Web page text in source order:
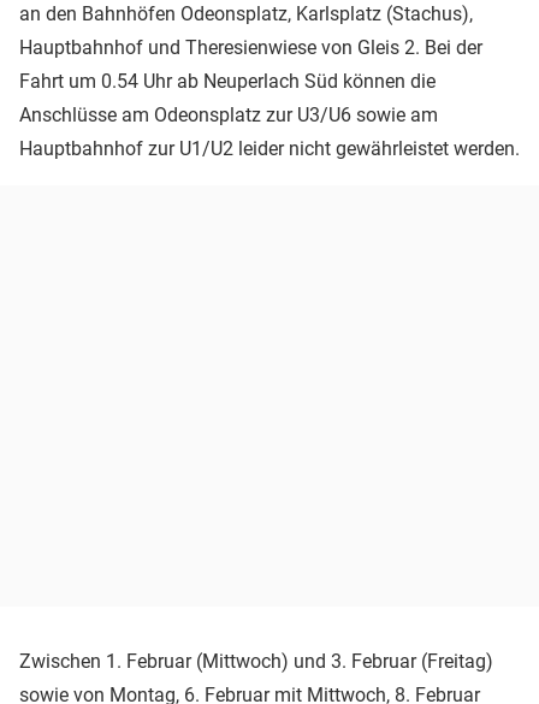
an den Bahnhöfen Odeonsplatz, Karlsplatz (Stachus),
Hauptbahnhof und Theresienwiese von Gleis 2. Bei der
Fahrt um 0.54 Uhr ab Neuperlach Süd können die
Anschlüsse am Odeonsplatz zur U3/U6 sowie am
Hauptbahnhof zur U1/U2 leider nicht gewährleistet werden.
Zwischen 1. Februar (Mittwoch) und 3. Februar (Freitag)
sowie von Montag, 6. Februar mit Mittwoch, 8. Februar